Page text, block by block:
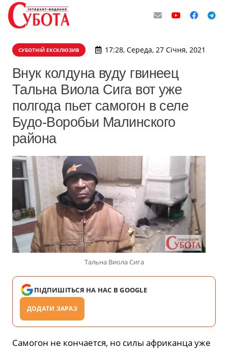
СУБОТНІЙ ЕКСКЛЮЗИВ 17:28, Середа, 27 Січня, 2021
Внук колдуна вуду гвинеец
Тальна Виола Сига вот уже
полгода пьет самогон в селе
Будо-Воробьи Малинского
района
Тальна Виола Сига
ПІДПИШІТЬСЯ НА НАС В GOOGLE
ДОДАТИ ЗАРАЗ
Самогон не кончается, но силы африканца уже